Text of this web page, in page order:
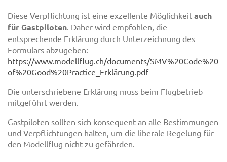
Diese Verpflichtung ist eine exzellente Möglichkeit auch
für Gastpiloten. Daher wird empfohlen, die
entsprechende Erklärung durch Unterzeichnung des
Formulars abzugeben:
https://www.modellflug.ch/documents/SMV%20Code%20
of%20Good%20Practice_Erklärung.pdf
Die unterschriebene Erklärung muss beim Flugbetrieb
mitgeführt werden.
Gastpiloten sollten sich konsequent an alle Bestimmungen
und Verpflichtungen halten, um die liberale Regelung für
den Modellflug nicht zu gefährden.